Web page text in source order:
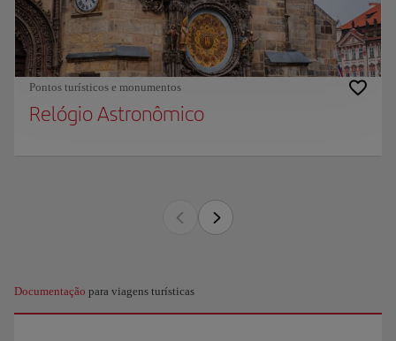
Pontos turísticos e monumentos
Relógio Astronômico
Documentação para viagens turísticas